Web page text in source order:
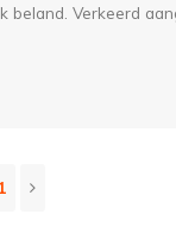
beland. Verkeerd